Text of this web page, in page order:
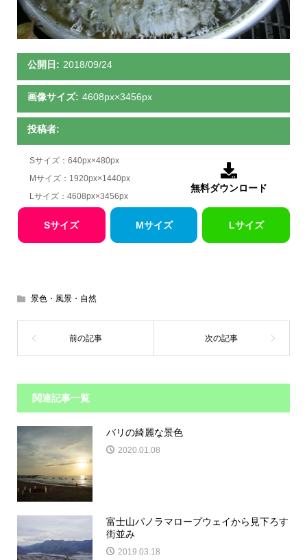
公開日: 2018/09/24
画像サイズ: 4608px×3456px
投稿者:
Sサイズ：640px×480px
Mサイズ：1920px×1440px
Lサイズ：4608px×3456px

無料ダウンロード
Sサイズ Mサイズ Lサイズ
景色・風景・自然
関連記事一覧
バリの綺麗な景色
2020.01.08
富士山パノラマロープウェイから見下ろす
街並み
2019.03.18